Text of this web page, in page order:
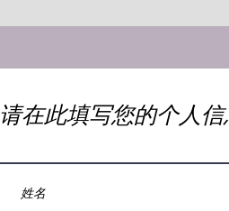
请在此填写您的个人